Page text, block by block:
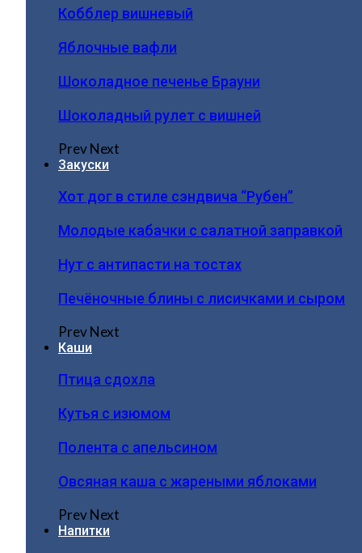
Кобблер вишневый
Яблочные вафли
Шоколадное печенье Брауни
Шоколадный рулет с вишней
PrevNext
Закуски
Хот дог в стиле сэндвича “Рубен”
Молодые кабачки с салатной заправкой
Нут с антипасти на тостах
Печёночные блины с лисичками и сыром
PrevNext
Каши
Птица сдохла
Кутья с изюмом
Полента с апельсином
Овсяная каша с жареными яблоками
PrevNext
Напитки